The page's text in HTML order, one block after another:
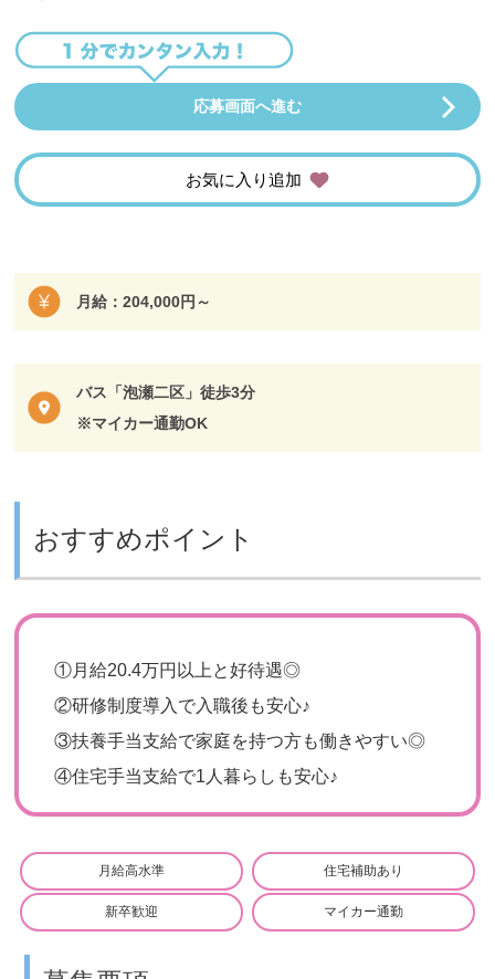
応募画面へ進む
お気に入り追加
月給：204,000円～
バス「泡瀬二区」徒歩3分
※マイカー通勤OK
おすすめポイント
①月給20.4万円以上と好待遇◎
②研修制度導入で入職後も安心♪
③扶養手当支給で家庭を持つ方も働きやすい◎
④住宅手当支給で1人暮らしも安心♪
月給高水準 住宅補助あり
新卒歓迎 マイカー通勤